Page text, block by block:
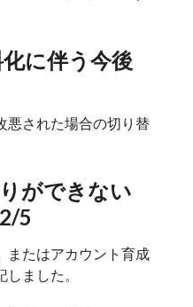
化に伴う今後
悪された場合の切り替
ができない
5
またはアカウント育成
ました。